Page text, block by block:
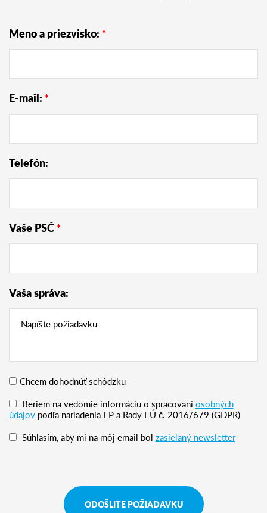
Meno a priezvisko: *
E-mail: *
Telefón:
Vaše PSČ*
Vaša správa:
Chcem dohodnúť schôdzku
Beriem na vedomie informáciu o spracovaníosobných
údajov podľa nariadenia EP a Rady EÚ č. 2016/679 (GDPR)
Súhlasím, aby mi na môj email bol zasielaný newsletter
ODOŠLITE POŽIADAVKU